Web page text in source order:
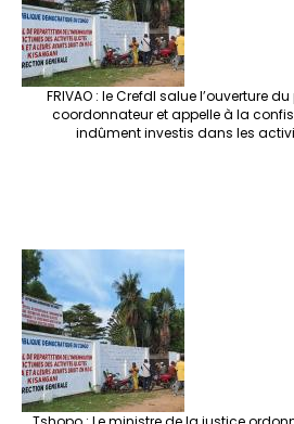
FRIVAO : le Crefdl salue l’ouverture
coordonnateur et appelle à la
indûment investis dans les